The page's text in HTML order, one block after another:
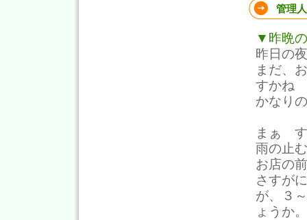
管理
▼昨晩
昨日の
まだ、
すかね
かなり
まぁ す
雨の止
お店の
さすが
が、３
ょうか。